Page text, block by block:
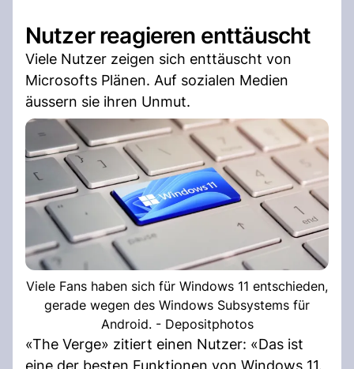
Nutzer reagieren enttäuscht
Viele Nutzer zeigen sich enttäuscht von
Microsofts Plänen. Auf sozialen Medien
äussern sie ihren Unmut.
Viele Fans haben sich für Windows 11 entschieden,
gerade wegen des Windows Subsystems für
Android. - Depositphotos
«The Verge» zitiert einen Nutzer: «Das ist
eine der besten Funktionen von Windows 11.